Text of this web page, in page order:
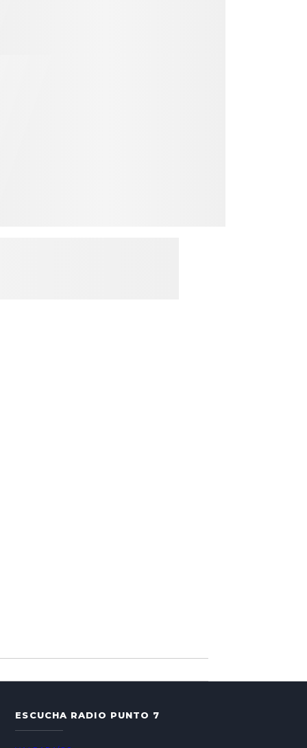
ESCUCHA RADIO PUNTO 7